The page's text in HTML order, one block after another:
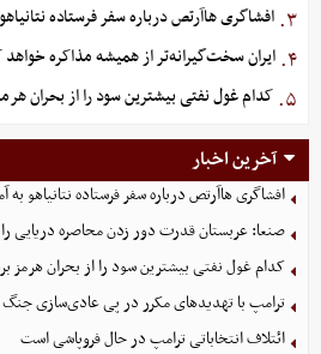
۳. افشاگری هاآرتص درباره سفر فرستاده
۴. ایران سخت‌گیرانه‌تر از همیشه مذاکره خواهد
۵. کدام غول نفتی بیشترین سود را از بحران
آخرین اخبار
افشاگری هاآرتص درباره سفر فرستاده نتانیاهو به
صنعا: عربستان قدرت دور زدن محاصره دریایی را
کدام غول نفتی بیشترین سود را از بحران هرمز
ترامپ با تهدیدهای مکرر در پی عادی‌سازی جنگ
ائتلاف انتخاباتی ترامپ در حال فروپاشی است